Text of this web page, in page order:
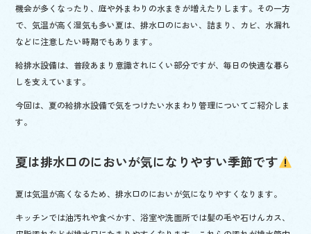
機会が多くなったり、庭や外まわりの水まきが増えたりします。その一方
で、気温が高く湿気も多い夏は、排水口のにおい、詰まり、カビ、水漏れ
などに注意したい時期でもあります。
給排水設備は、普段あまり意識されにくい部分ですが、毎日の快適な暮ら
しを支えています。
今回は、夏の給排水設備で気をつけたい水まわり管理についてご紹介しま
す。
夏は排水口のにおいが気になりやすい季節です
夏は気温が高くなるため、排水口のにおいが気になりやすくなります。
キッチンでは油汚れや食べかす、浴室や洗面所では髪の毛や石けんカス、